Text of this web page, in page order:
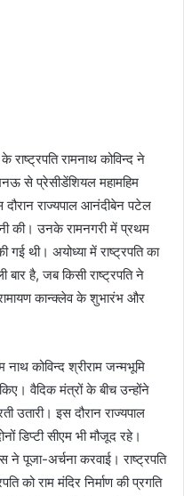
रामनाथ कोविन्द ने
से प्रेसीडेंशियल महामहिम
राज्यपाल आनंदीबेन पटेल
की। उनके रामनगरी में प्रथम
गई थी। अयोध्या में राष्ट्रपति का
है, जब किसी राष्ट्रपति ने
कान्क्लेव के शुभारंभ और
नाथ कोविन्द श्रीराम जन्मभूमि
वैदिक मंत्रों के बीच उन्होंने
उतारी। इस दौरान राज्यपाल
डिप्टी सीएम भी मौजूद रहे।
ने पूजा-अर्चना करवाई। राष्ट्रपति
को राम मंदिर निर्माण की प्रगति